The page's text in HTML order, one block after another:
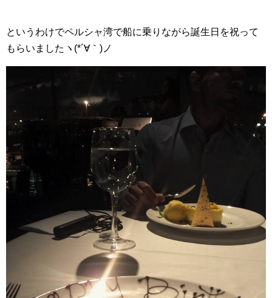
というわけでペルシャ湾で船に乗りながら誕生日を祝って
もらいましたヽ(*´∀｀)ノ